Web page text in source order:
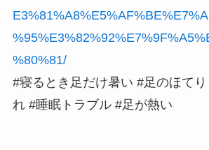
%80%81/
#寝るとき足だけ暑い #足のほて
れ #睡眠トラブル #足が熱い